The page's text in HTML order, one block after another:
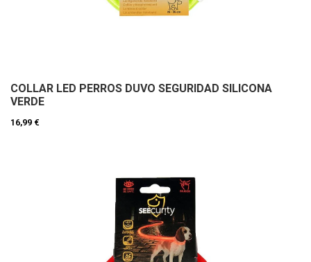
COLLAR LED PERROS DUVO SEGURIDAD SILICONA
VERDE
16,99 €